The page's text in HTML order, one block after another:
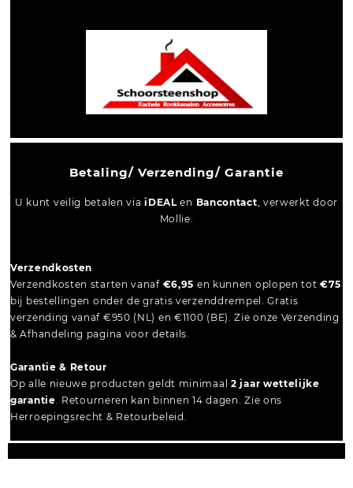
Betaling/ Verzending/ Garantie
U kunt veilig betalen viaiDEALen Bancontact , verwerkt door
Mollie.
Verzendkosten
Verzendkosten starten vanaf €6,95 en kunnen oplopen tot€75
bij bestellingen onder de gratis verzenddrempel. Gratis
verzending vanaf €950 (NL) en €1100 (BE). Zie onze Verzending
& Afhandeling pagina voor details.
Garantie & Retour
Op alle nieuwe producten geldt minimaal 2 jaar wettelijke
garantie . Retourneren kan binnen 14 dagen. Zie ons
Herroepingsrecht & Retourbeleid.